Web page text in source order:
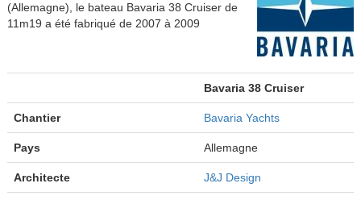
(Allemagne), le bateau Bavaria 38 Cruiser de
11m19 a été fabriqué de 2007 à 2009
Bavaria 38 Cruiser
Chantier Bavaria Yachts
Pays Allemagne
Architecte J&J Design